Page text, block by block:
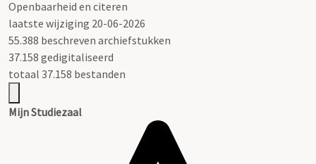
Openbaarheid en citeren
laatste wijziging 20-06-2026
55.388 beschreven archiefstukken
37.158 gedigitaliseerd
totaal 37.158 bestanden
Mijn Studiezaal